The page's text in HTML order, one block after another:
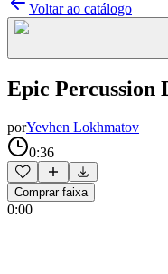
Voltar ao catálogo
Epic Percussion
porYevhen Lokhmatov
0:36
Comprar faixa
0:00